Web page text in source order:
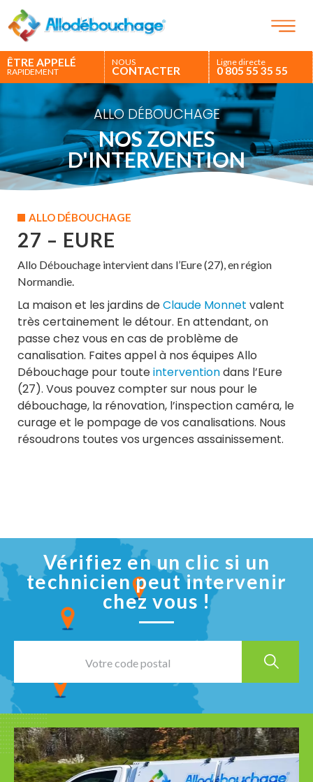
ÊTRE APPELÉ
RAPIDEMENT
NOUS
CONTACTER
Ligne directe
0 805 55 35 55
ALLO DÉBOUCHAGE
NOS ZONES
D'INTERVENTION
ALLO DÉBOUCHAGE
27 – EURE
Allo Débouchage intervient dans l’Eure (27), en région
Normandie.
La maison et les jardins deClaude Monnet valent
très certainement le détour. En attendant, on
passe chez vous en cas de problème de
canalisation. Faites appel à nos équipes Allo
Débouchage pour touteinterventiondans l’Eure
(27). Vous pouvez compter sur nous pour le
débouchage, la rénovation, l’inspection caméra, le
curage et le pompage de vos canalisations. Nous
résoudrons toutes vos urgences assainissement.
Vérifiez en un clic si un
technicien peut intervenir
chez vous !